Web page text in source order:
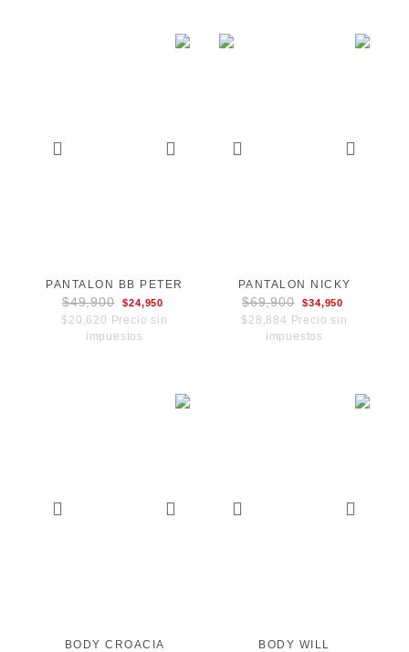
PANTALON BB PETER
$49,900 $24,950
$20,620 Precio sin
impuestos
PANTALON NICKY
$69,900 $34,950
$28,884 Precio sin
impuestos
BODY CROACIA BODY WILL